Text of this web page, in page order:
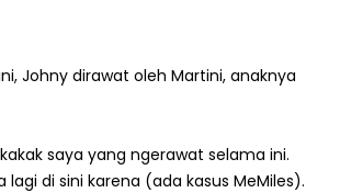
Johny dirawat oleh Martini, anaknya
saya yang ngerawat selama ini.
lagi di sini karena (ada kasus MeMiles).